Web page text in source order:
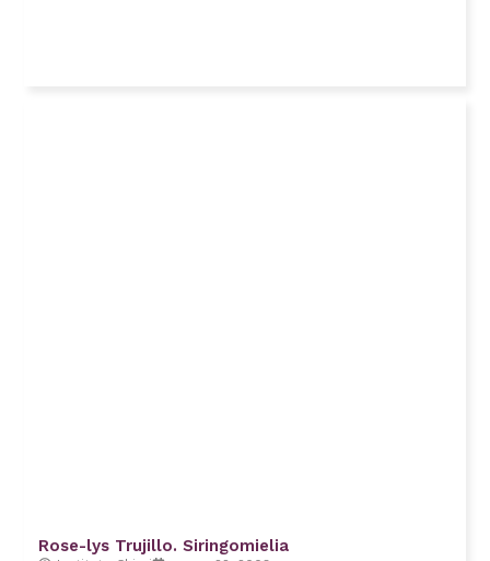
Rose-lys Trujillo. Siringomielia